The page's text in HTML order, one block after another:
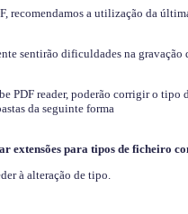
recomendamos a utilização da
sentirão dificuldades na
PDF reader, poderão corrigir o tipo
da seguinte forma
extensões para tipos de ficheiro
à alteração de tipo.